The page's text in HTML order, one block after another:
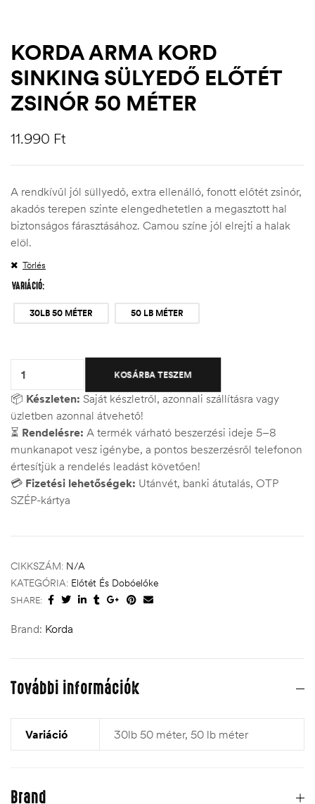
KORDA ARMA KORD
SINKING SÜLYEDŐ ELŐTÉT
ZSINÓR 50 MÉTER
11.990 Ft
A rendkívűl jól süllyedő, extra ellenálló, fonott előtét zsinór,
akadós terepen szinte elengedhetetlen a megasztott hal
biztonságos fárasztásához. Camou színe jól elrejti a halak
elöl.
VARIÁCIÓ
30LB 50 MÉTER 50 LB MÉTER
Törlés
KOSÁRBA TESZEM
📦 Készleten: Saját készletről, azonnali szállításra vagy
üzletben azonnal átvehető!
⏳ Rendelésre: A termék várható beszerzési ideje 5–8
munkanapot vesz igénybe, a pontos beszerzésről telefonon
értesítjük a rendelés leadást követően!
💳 Fizetési lehetőségek: Utánvét, banki átutalás, OTP
SZÉP-kártya
CIKKSZÁM: N/A
KATEGÓRIA: Előtét És Dobóelőke
SHARE:
Brand: Korda
További információk
Variáció 30lb 50 méter, 50 lb méter
Brand